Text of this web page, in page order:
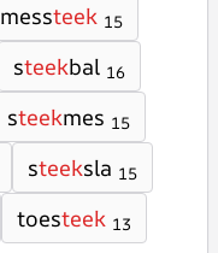
messteek 15
steekbal 16
steekmes 15
steeksla 15
toesteek 13